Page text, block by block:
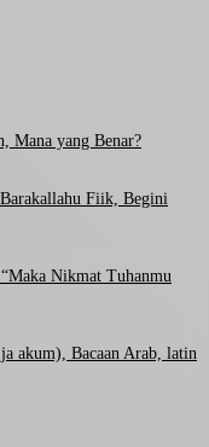
Mana yang Benar?
Fiik, Begini
Nikmat Tuhanmu
akum), Bacaan Arab, latin